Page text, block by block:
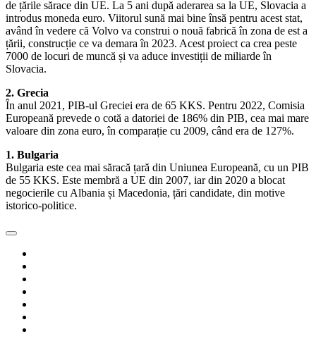
de țările sărace din UE. La 5 ani după aderarea sa la UE, Slovacia a
introdus moneda euro. Viitorul sună mai bine însă pentru acest stat,
având în vedere că Volvo va construi o nouă fabrică în zona de est a
țării, construcție ce va demara în 2023. Acest proiect ca crea peste
7000 de locuri de muncă și va aduce investiții de miliarde în
Slovacia.
2. Grecia
În anul 2021, PIB-ul Greciei era de 65 KKS. Pentru 2022, Comisia
Europeană prevede o cotă a datoriei de 186% din PIB, cea mai mare
valoare din zona euro, în comparație cu 2009, când era de 127%.
1. Bulgaria
Bulgaria este cea mai săracă țară din Uniunea Europeană, cu un PIB
de 55 KKS. Este membră a UE din 2007, iar din 2020 a blocat
negocierile cu Albania și Macedonia, țări candidate, din motive
istorico-politice.